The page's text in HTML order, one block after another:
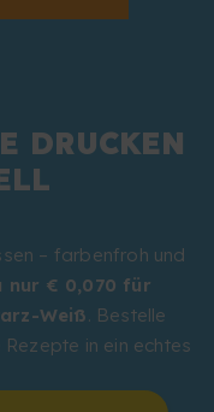
DRUCKEN
– farbenfroh und
nur € 0,070 für
Weiß. Bestelle
in ein echtes